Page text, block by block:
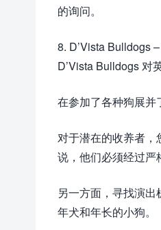
的询问。
8. D’Vista Bulldogs
D’Vista Bulldogs 对
在参加了各种狗展并
对于潜在的收养者
说，他们必须经过严
另一方面，寻找演
年犬和年长的小狗。